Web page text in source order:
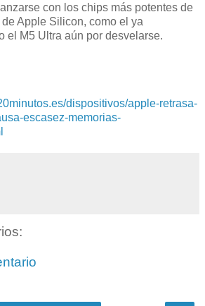
con los chips más potentes de
Apple Silicon, como el ya
el M5 Ultra aún por desvelarse.
dispositivos/apple-retrasa-
escasez-memorias-